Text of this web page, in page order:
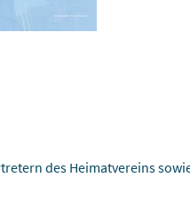
des Heimatvereins